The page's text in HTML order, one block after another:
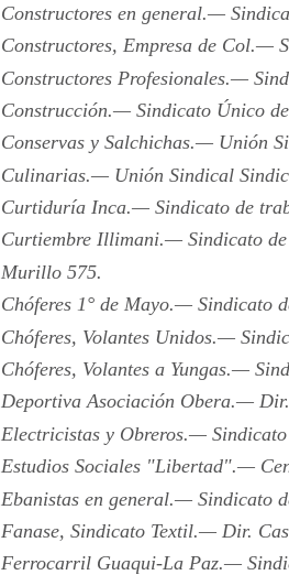
Constructores en general.—
Constructores, Empresa de Col.—
Constructores Profesionales.—
Construcción.— Sindicato Único
Conservas y Salchichas.— Unión
Culinarias.— Unión Sindical
Curtiduría Inca.— Sindicato de
Curtiembre Illimani.— Sindicato
Murillo 575.
Chóferes 1° de Mayo.— Sindicato
Chóferes, Volantes Unidos.—
Chóferes, Volantes a Yungas.—
Deportiva Asociación Obera.—
Electricistas y Obreros.—
Estudios Sociales "Libertad".—
Ebanistas en general.— Sindicato
Fanase, Sindicato Textil.— Dir.
Ferrocarril Guaqui-La Paz.—